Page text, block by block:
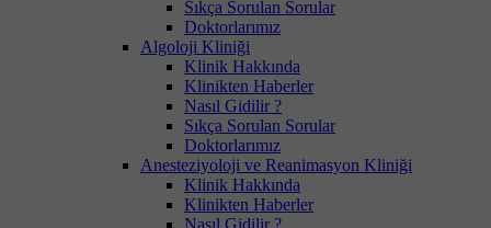
Sıkça Sorulan Sorular
Doktorlarımız
Algoloji Kliniği
Klinik Hakkında
Klinikten Haberler
Nasıl Gidilir ?
Sıkça Sorulan Sorular
Doktorlarımız
Anesteziyoloji ve Reanimasyon Kliniği
Klinik Hakkında
Klinikten Haberler
Nasıl Gidilir ?